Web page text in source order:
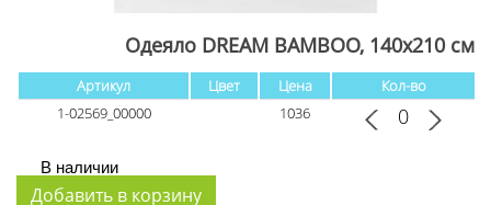
Одеяло DREAM BAMBOO, 140x210 см
Артикул Цвет Цена
Кол-во
1-02569_00000
1036
В наличии